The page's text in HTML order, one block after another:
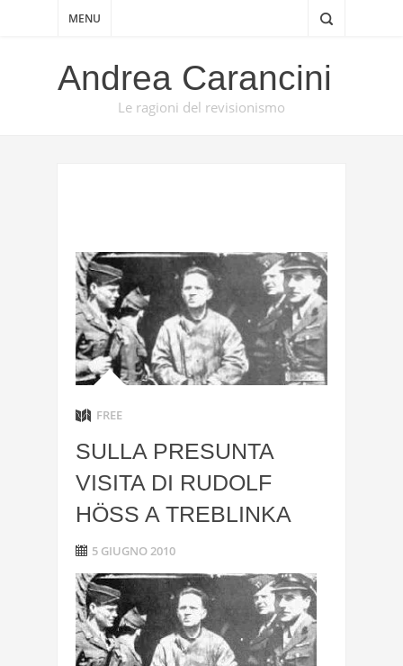
MENU
Andrea Carancini
Le ragioni del revisionismo
FREE
SULLA PRESUNTA
VISITA DI RUDOLF
HÖSS A TREBLINKA
5 GIUGNO 2010